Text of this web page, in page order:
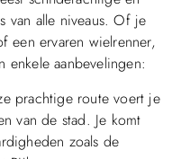
van alle niveaus. Of je
een ervaren wielrenner,
aanbevelingen:
prachtige route voert je
van de stad. Je komt
zoals de